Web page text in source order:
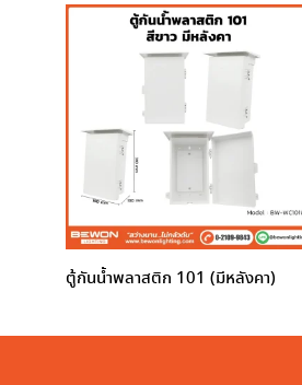
ตู้กันน้ำพลาสติก 101 (มีหลังคา)